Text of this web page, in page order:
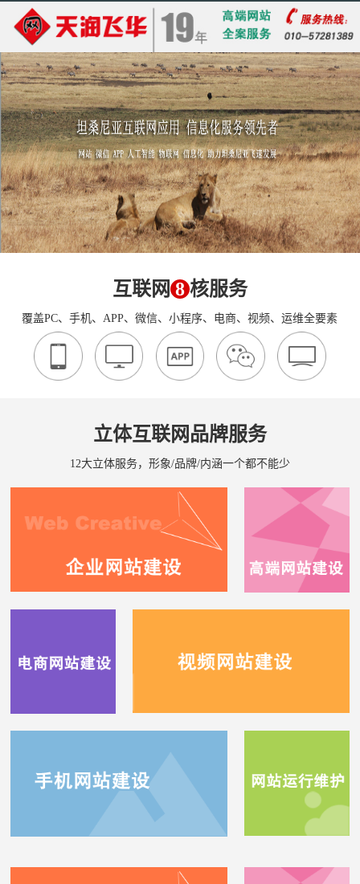
互联网 8 核服务
覆盖PC、手机、APP、微信、小程序、电商、视频、运维全要素
立体互联网品牌服务
12大立体服务，形象/品牌/内涵一个都不能少